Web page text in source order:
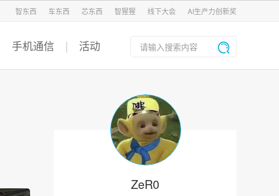
智东西 车东西 芯东西 智猩猩 线下大会 AI生产力创新奖
手机通信 活动
ZeR0